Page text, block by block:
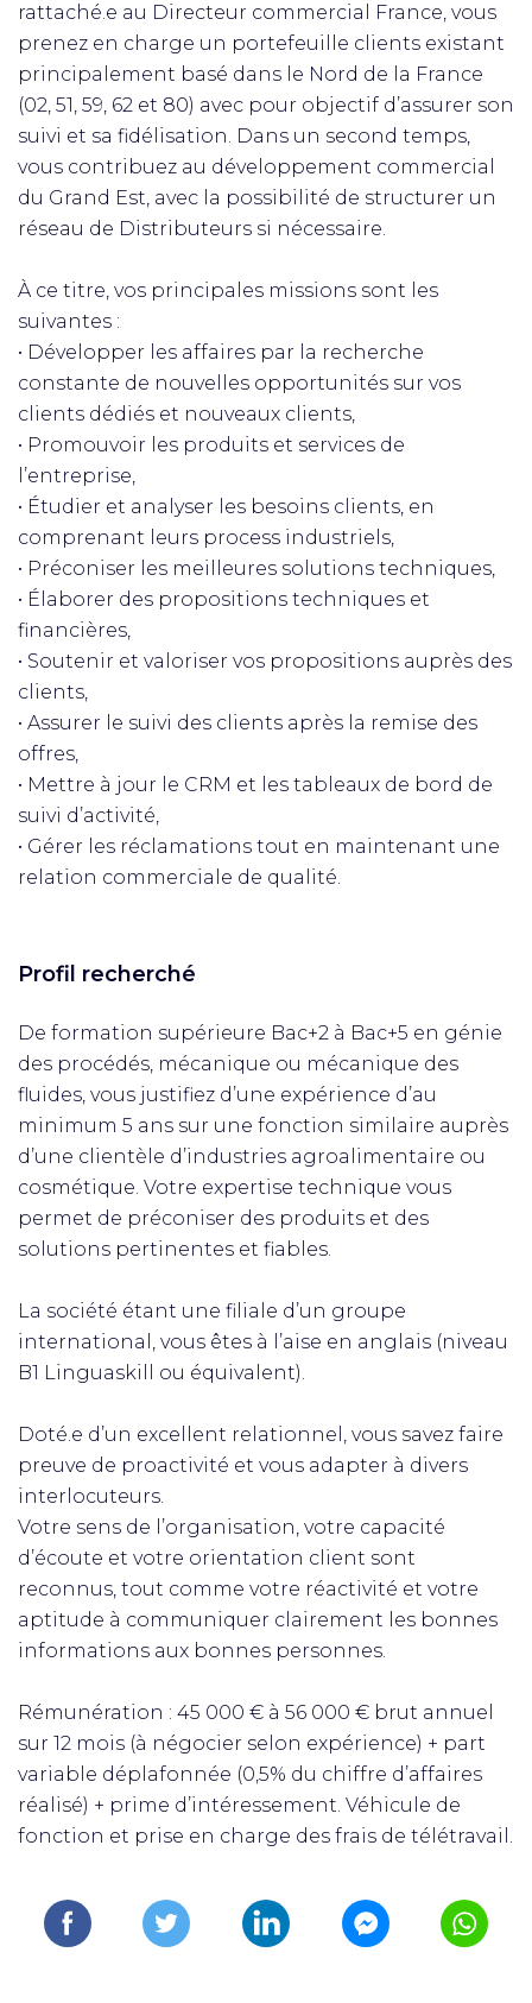
rattaché.e au Directeur commercial France, vous
prenez en charge un portefeuille clients existant
principalement basé dans le Nord de la France
(02, 51, 59, 62 et 80) avec pour objectif d’assurer son
suivi et sa fidélisation. Dans un second temps,
vous contribuez au développement commercial
du Grand Est, avec la possibilité de structurer un
réseau de Distributeurs si nécessaire.
À ce titre, vos principales missions sont les
suivantes :
• Développer les affaires par la recherche
constante de nouvelles opportunités sur vos
clients dédiés et nouveaux clients,
• Promouvoir les produits et services de
l’entreprise,
• Étudier et analyser les besoins clients, en
comprenant leurs process industriels,
• Préconiser les meilleures solutions techniques,
• Élaborer des propositions techniques et
financières,
• Soutenir et valoriser vos propositions auprès des
clients,
• Assurer le suivi des clients après la remise des
offres,
• Mettre à jour le CRM et les tableaux de bord de
suivi d’activité,
• Gérer les réclamations tout en maintenant une
relation commerciale de qualité.
Profil recherché
De formation supérieure Bac+2 à Bac+5 en génie
des procédés, mécanique ou mécanique des
fluides, vous justifiez d’une expérience d’au
minimum 5 ans sur une fonction similaire auprès
d’une clientèle d’industries agroalimentaire ou
cosmétique. Votre expertise technique vous
permet de préconiser des produits et des
solutions pertinentes et fiables.
La société étant une filiale d’un groupe
international, vous êtes à l’aise en anglais (niveau
B1 Linguaskill ou équivalent).
Doté.e d’un excellent relationnel, vous savez faire
preuve de proactivité et vous adapter à divers
interlocuteurs.
Votre sens de l’organisation, votre capacité
d’écoute et votre orientation client sont
reconnus, tout comme votre réactivité et votre
aptitude à communiquer clairement les bonnes
informations aux bonnes personnes.
Rémunération : 45 000 € à 56 000 € brut annuel
sur 12 mois (à négocier selon expérience) + part
variable déplafonnée (0,5% du chiffre d’affaires
réalisé) + prime d’intéressement. Véhicule de
fonction et prise en charge des frais de télétravail.